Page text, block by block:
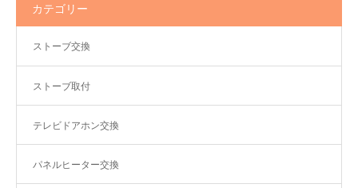
カテゴリー
ストーブ交換
ストーブ取付
テレビドアホン交換
パネルヒーター交換